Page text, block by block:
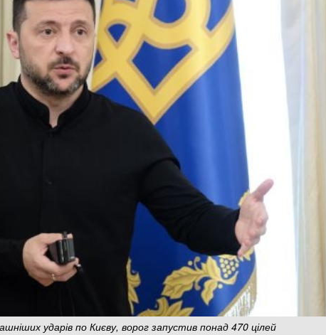
ударів по Києву, ворог запустив понад 470 цілей